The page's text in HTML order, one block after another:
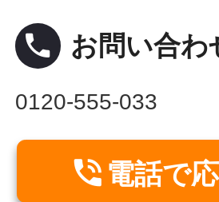
local_phone お問い合わ
0120-555-033
 電話で